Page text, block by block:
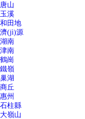
唐山
玉溪
和田地
濟(jì)源
湖南
津南
鶴崗
鐵嶺
巢湖
商丘
惠州
石柱縣
大嶺山